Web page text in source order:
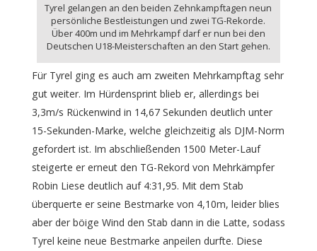
Tyrel gelangen an den beiden Zehnkampftagen neun
persönliche Bestleistungen und zwei TG-Rekorde.
Über 400m und im Mehrkampf darf er nun bei den
Deutschen U18-Meisterschaften an den Start gehen.
Für Tyrel ging es auch am zweiten Mehrkampftag sehr
gut weiter. Im Hürdensprint blieb er, allerdings bei
3,3m/s Rückenwind in 14,67 Sekunden deutlich unter
15-Sekunden-Marke, welche gleichzeitig als DJM-Norm
gefordert ist. Im abschließenden 1500 Meter-Lauf
steigerte er erneut den TG-Rekord von Mehrkämpfer
Robin Liese deutlich auf 4:31,95. Mit dem Stab
überquerte er seine Bestmarke von 4,10m, leider blies
aber der böige Wind den Stab dann in die Latte, sodass
Tyrel keine neue Bestmarke anpeilen durfte. Diese